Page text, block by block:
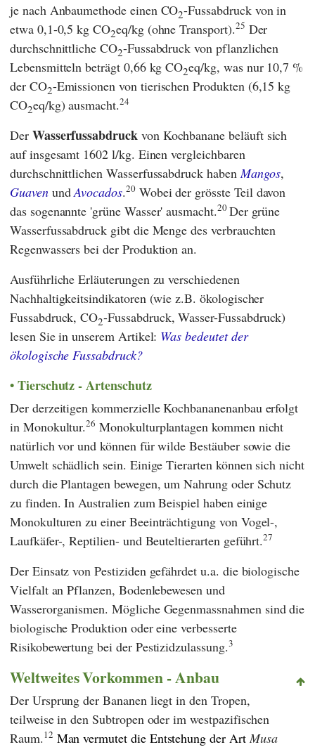
je nach Anbaumethode einen CO2-Fussabdruck von in
etwa 0,1-0,5 kg CO2eq/kg (ohne Transport).25 Der
durchschnittliche CO2-Fussabdruck von pflanzlichen
Lebensmitteln beträgt 0,66 kg CO2eq/kg, was nur 10,7 %
der CO2-Emissionen von tierischen Produkten (6,15 kg
CO2eq/kg) ausmacht.24
Der Wasserfussabdruckvon Kochbanane beläuft sich
auf insgesamt 1602 l/kg. Einen vergleichbaren
durchschnittlichen Wasserfussabdruck habenMangos,
GuavenundAvocados.20Wobei der grösste Teil davon
das sogenannte 'grüne Wasser' ausmacht.20Der grüne
Wasserfussabdruck gibt die Menge des verbrauchten
Regenwassers bei der Produktion an.
Ausführliche Erläuterungen zu verschiedenen
Nachhaltigkeitsindikatoren (wie z.B. ökologischer
Fussabdruck, CO2-Fussabdruck, Wasser-Fussabdruck)
lesen Sie in unserem Artikel: Was bedeutet der
ökologische Fussabdruck?
Tierschutz - Artenschutz
Der derzeitigen kommerzielle Kochbananenanbau erfolgt
in Monokultur.26 Monokulturplantagen kommen nicht
natürlich vor und können für wilde Bestäuber sowie die
Umwelt schädlich sein. Einige Tierarten können sich nicht
durch die Plantagen bewegen, um Nahrung oder Schutz
zu finden. In Australien zum Beispiel haben einige
Monokulturen zu einer Beeinträchtigung von Vogel-,
Laufkäfer-, Reptilien- und Beuteltierarten geführt.27
Der Einsatz von Pestiziden gefährdet u.a. die biologische
Vielfalt an Pflanzen, Bodenlebewesen und
Wasserorganismen. Mögliche Gegenmassnahmen sind die
biologische Produktion oder eine verbesserte
Risikobewertung bei der Pestizidzulassung.3
Weltweites Vorkommen - Anbau
Der Ursprung der Bananen liegt in den Tropen,
teilweise in den Subtropen oder im westpazifischen
Raum.12 Man vermutet die Entstehung der ArtMusa